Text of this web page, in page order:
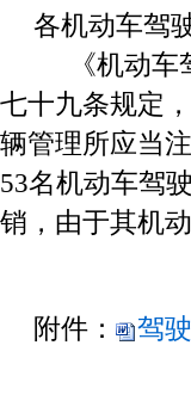
各机动车驾
《机动车
七十九条规定
辆管理所应当
53名机动车驾
销，由于其机
附件： 驾